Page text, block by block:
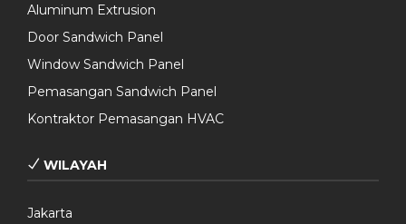
Aluminum Extrusion
Door Sandwich Panel
Window Sandwich Panel
Pemasangan Sandwich Panel
Kontraktor Pemasangan HVAC
WILAYAH
Jakarta